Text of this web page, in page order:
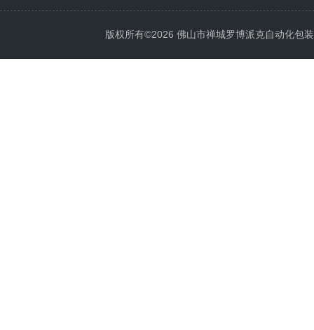
版权所有©2026 佛山市禅城罗博派克自动化